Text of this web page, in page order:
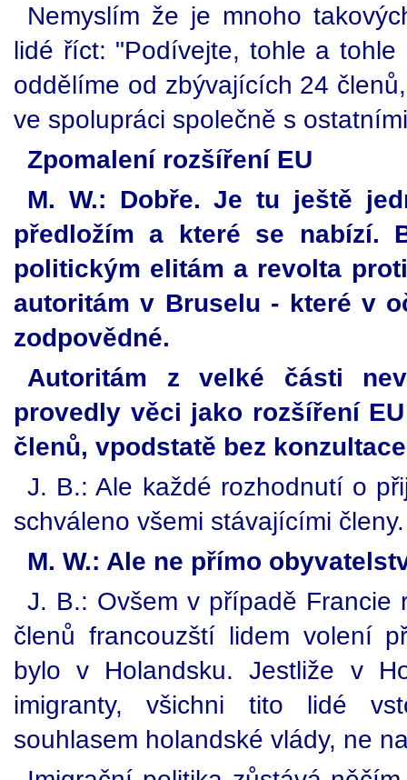
Nemyslím že je mnoho
lidé říct: "Podívejte, tohle a
oddělíme od zbývajících 24
ve spolupráci společně s
Zpomalení rozšíření EU
M. W.: Dobře. Je tu ještě
předložím a které se nabízí.
politickým elitám a revolta
autoritám v Bruselu - které v
zodpovědné.
Autoritám z velké části
provedly věci jako rozšíření
členů, vpodstatě bez
J. B.: Ale každé rozhodnutí o
schváleno všemi stávajícími členy.
M. W.: Ale ne přímo
J. B.: Ovšem v případě Francie
členů francouzští lidem volení
bylo v Holandsku. Jestliže v
imigranty, všichni tito lidé
souhlasem holandské vlády, ne